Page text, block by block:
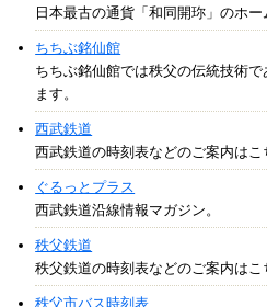
日本最古の通貨「和同開珎」のホー
ちちぶ銘仙館
ちちぶ銘仙館では秩父の伝統技術
ます。
西武鉄道
西武鉄道の時刻表などのご案内はこ
ぐるっとプラス
西武鉄道沿線情報マガジン。
秩父鉄道
秩父鉄道の時刻表などのご案内はこ
秩父市バス時刻表